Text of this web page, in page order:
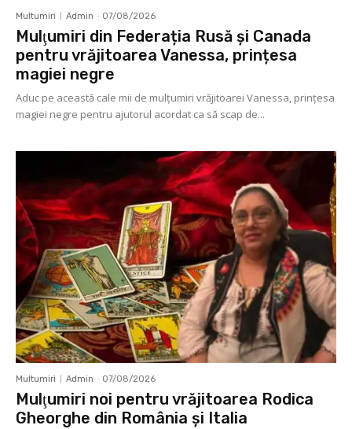
Multumiri Admin - 07/08/2026
Mulţumiri din Federația Rusă și Canada
pentru vrăjitoarea Vanessa, prințesa
magiei negre
Aduc pe această cale mii de mulţumiri vrăjitoarei Vanessa, prințesa
magiei negre pentru ajutorul acordat ca să scap de...
Multumiri Admin - 07/08/2026
Mulţumiri noi pentru vrăjitoarea Rodica
Gheorghe din România și Italia